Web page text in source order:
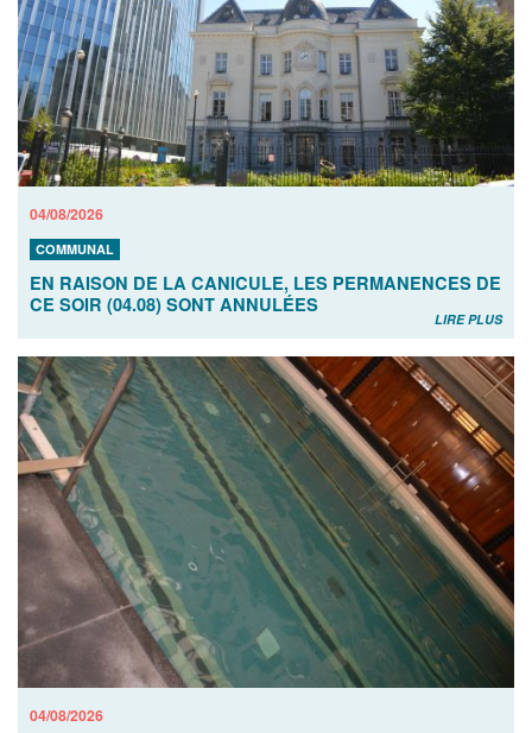
04/08/2026
COMMUNAL
EN RAISON DE LA CANICULE, LES PERMANENCES DE
CE SOIR (04.08) SONT ANNULÉES
LIRE PLUS
04/08/2026